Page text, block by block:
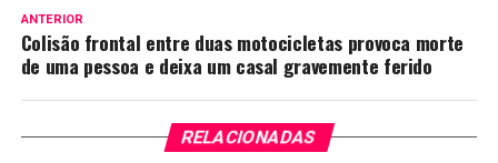
ANTERIOR
Colisão frontal entre duas motocicletas provoca morte
de uma pessoa e deixa um casal gravemente ferido
RELACIONADAS